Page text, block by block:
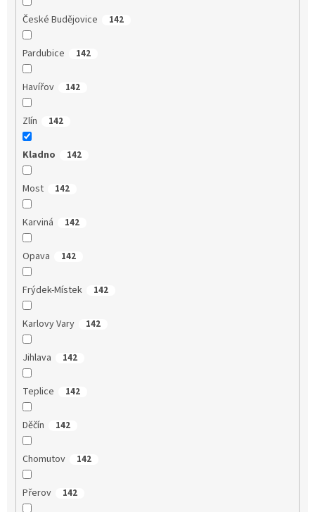
České Budějovice 142
Pardubice 142
Havířov 142
Zlín 142
Kladno 142
Most 142
Karviná 142
Opava 142
Frýdek-Místek 142
Karlovy Vary 142
Jihlava 142
Teplice 142
Děčín 142
Chomutov 142
Přerov 142